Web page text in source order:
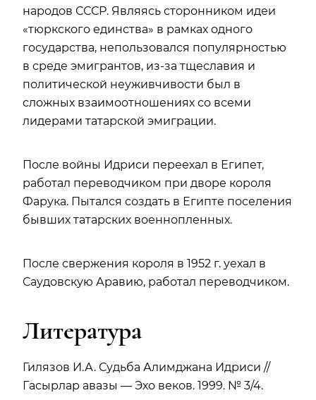
народов СССР. Являясь сторонником идеи
«тюркского единства» в рамках одного
государства, непользовался популярностью
в среде эмигрантов, из-за тщеславия и
политической неуживчивости был в
сложных взаимоотношениях со всеми
лидерами татарской эмиграции.
После войны Идриси переехал в Египет,
работал переводчиком при дворе короля
Фарука. Пытался создать в Египте поселения
бывших татарских военнопленных.
После свержения короля в 1952 г. уехал в
Саудовскую Аравию, работал переводчиком.
Литература
Гилязов И.А. Судьба Алимджана Идриси //
Гасырлар авазы — Эхо веков. 1999. № 3/4.